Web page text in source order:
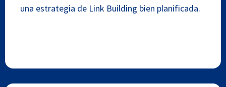
una estrategia de Link Building bien planificada.